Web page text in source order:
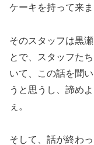
ケーキを持って来ま
そのスタッフは黒
とで、スタッフた
いて、この話を聞
うと思うし、諦め
ぇ。
そして、話が終わ